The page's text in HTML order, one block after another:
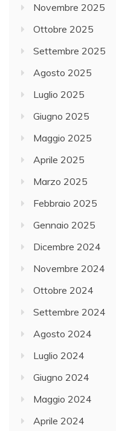
Novembre 2025
Ottobre 2025
Settembre 2025
Agosto 2025
Luglio 2025
Giugno 2025
Maggio 2025
Aprile 2025
Marzo 2025
Febbraio 2025
Gennaio 2025
Dicembre 2024
Novembre 2024
Ottobre 2024
Settembre 2024
Agosto 2024
Luglio 2024
Giugno 2024
Maggio 2024
Aprile 2024